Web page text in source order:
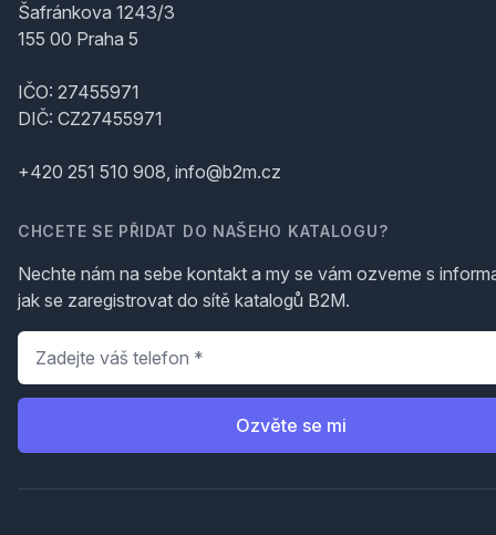
Šafránkova 1243/3
155 00 Praha 5
IČO: 27455971
DIČ: CZ27455971
+420 251 510 908, info@b2m.cz
CHCETE SE PŘIDAT DO NAŠEHO KATALOGU?
Nechte nám na sebe kontakt a my se vám ozveme s
jak se zaregistrovat do sítě katalogů B2M.
Telefon
Ozvěte se mi